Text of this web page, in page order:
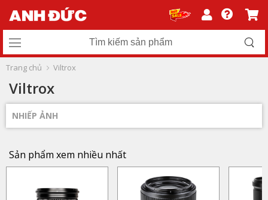
Trang chủ Viltrox
Viltrox
NHIẾP ẢNH
Sản phẩm xem nhiều nhất